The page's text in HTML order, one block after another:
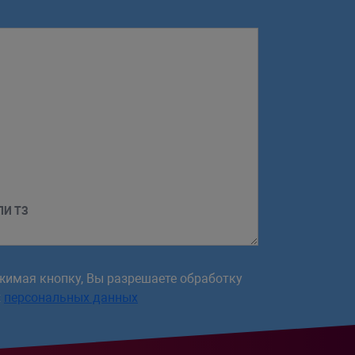
ТЗ
кнопку, Вы разрешаете обработку
персональных данных